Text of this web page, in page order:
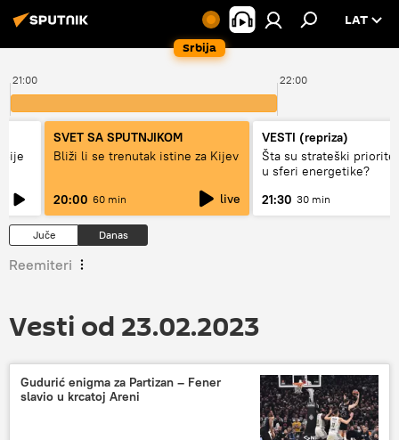
Srbija
LAT
21:00 22:00
SVET SA SPUTNJIKOM
Bliži li se trenutak istine za Kijev
20:00 60 min live
VESTI (repriza)
Šta su strateški
u sferi energetike?
21:30 30 min
Juče Danas
Reemiteri
Vesti od 23.02.2023
Gudurić enigma za Partizan – Fener
slavio u krcatoj Areni